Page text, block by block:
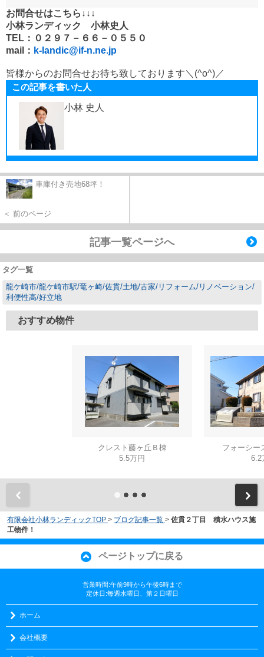
お問合せはこちら↓↓↓
小林ランディック 小林史人
TEL：０２９７－６６－０５５０
mail： k-landic@if-n.ne.jp
皆様からのお問合せお待ち致しております＼(^o^)／
この記事を書いた人
小林 史人
車庫付き売地68坪！
＜ 前のページ
記事一覧ページへ
タグ一覧
龍ケ崎市/龍ケ崎市駅/竜ヶ崎/佐貫/土地/古家/リフォーム/リノベーション/
利便性高/好立地
おすすめ物件
クレスト藤ヶ丘Ｂ棟
5.5万円
フォーシー
6.2
有限会社小林ランディックTOP > ブログ記事一覧 > 佐貫２丁目 積水ハウス施
工物件！
ページトップに戻る
営業時間:午前9時から午後6時まで
定休日:毎週水曜日、第２日曜日
ホーム
会社概要